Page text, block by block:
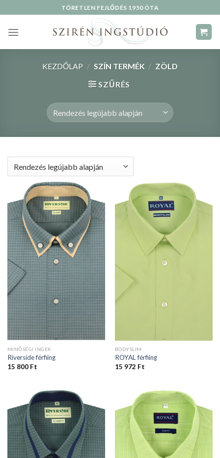
to
content
TÖRETLEN FEJLŐDÉS 1950 ÓTA
KEZDŐLAP / SZÍN TERMÉK / ZÖLD
SZŰRÉS
MINŐSÉGI INGEK
Riverside férfiing
15 800 Ft
BODYSLIM
ROYAL férfiing
15 972 Ft